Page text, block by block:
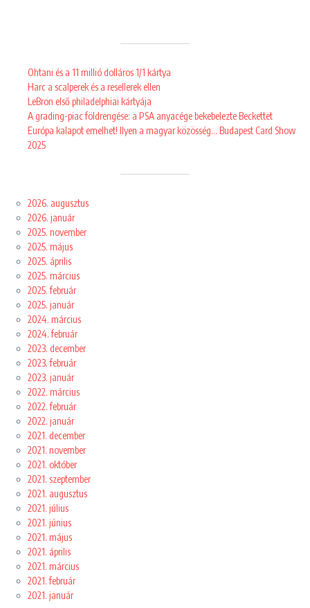
Ohtani és a 11 millió dolláros 1/1 kártya
Harc a scalperek és a resellerek ellen
LeBron első philadelphiai kártyája
A grading-piac földrengése: a PSA anyacége bekebelezte Beckettet
Európa kalapot emelhet! Ilyen a magyar közösség… Budapest Card Show
2025
2026. augusztus
2026. január
2025. november
2025. május
2025. április
2025. március
2025. február
2025. január
2024. március
2024. február
2023. december
2023. február
2023. január
2022. március
2022. február
2022. január
2021. december
2021. november
2021. október
2021. szeptember
2021. augusztus
2021. július
2021. június
2021. május
2021. április
2021. március
2021. február
2021. január